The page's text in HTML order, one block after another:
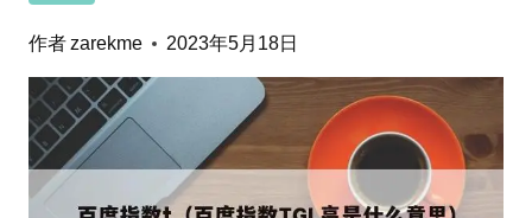
作者zarekme 2023年5月18日